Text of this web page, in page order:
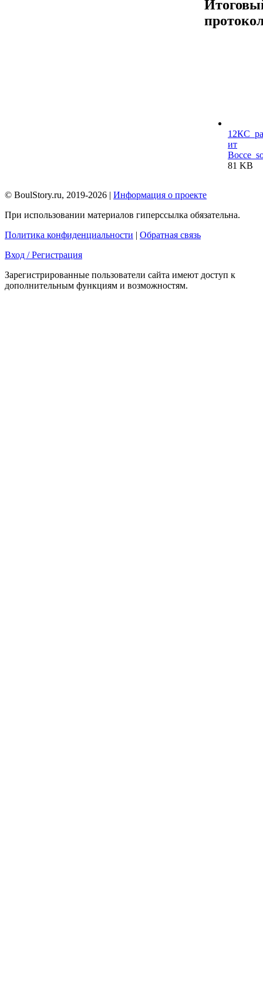
ит
81 KB
© BoulStory.ru, 2019-2026 | Информация о проекте
При использовании материалов гиперссылка обязательна.
Политика конфиденциальности | Обратная связь
Вход / Регистрация
Зарегистрированные пользователи сайта имеют доступ к
дополнительным функциям и возможностям.